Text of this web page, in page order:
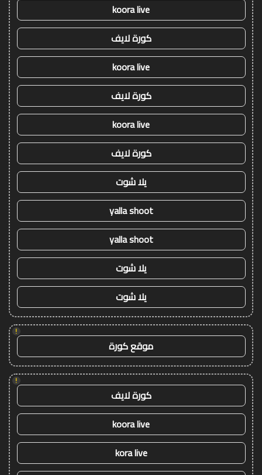
koora live
كورة لايف
koora live
كورة لايف
koora live
كورة لايف
يلا شوت
yalla shoot
yalla shoot
يلا شوت
يلا شوت
!
موقع كورة
!
كورة لايف
koora live
kora live